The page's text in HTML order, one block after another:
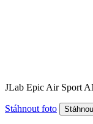
JLab Epic Air Sport
Stáhnout foto